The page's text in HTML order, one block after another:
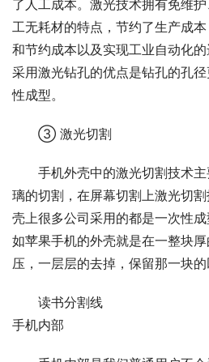
了人工成本。激光技术拥有免维
工无耗材的特点，节约了生产成
和节约成本以及实现工业自动化的
采用激光钻孔的优点是钻孔的孔
性成型。
③ 激光切割
手机外壳中的激光切割技术
璃的切割，在屏幕切割上激光切
壳上很多公司采用的都是一次性
如苹果手机的外壳就是在一整块
压，一层层的去掉，保留那一块的
读书分割线
手机内部